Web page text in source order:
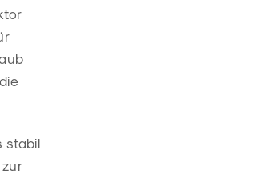
stabil